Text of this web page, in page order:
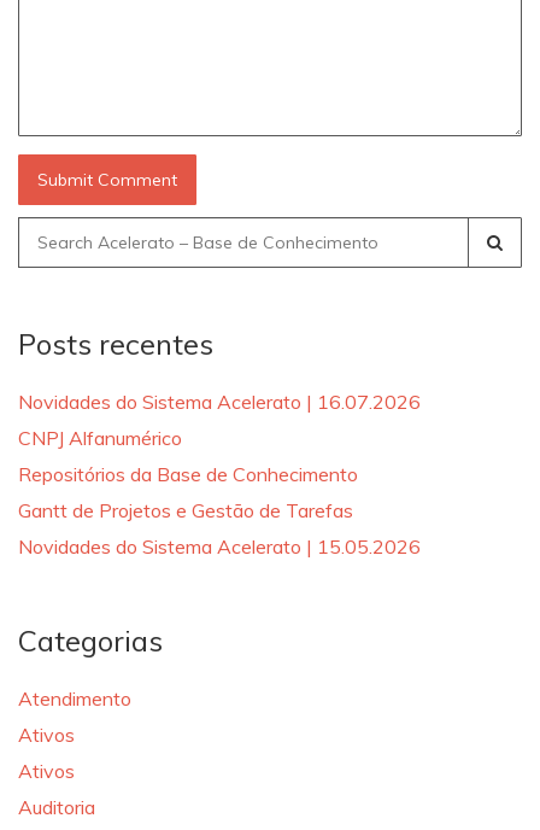
Search
for:
Posts recentes
Novidades do Sistema Acelerato | 16.07.2026
CNPJ Alfanumérico
Repositórios da Base de Conhecimento
Gantt de Projetos e Gestão de Tarefas
Novidades do Sistema Acelerato | 15.05.2026
Categorias
Atendimento
Ativos
Ativos
Auditoria